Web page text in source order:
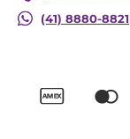
(41) 8880-8821